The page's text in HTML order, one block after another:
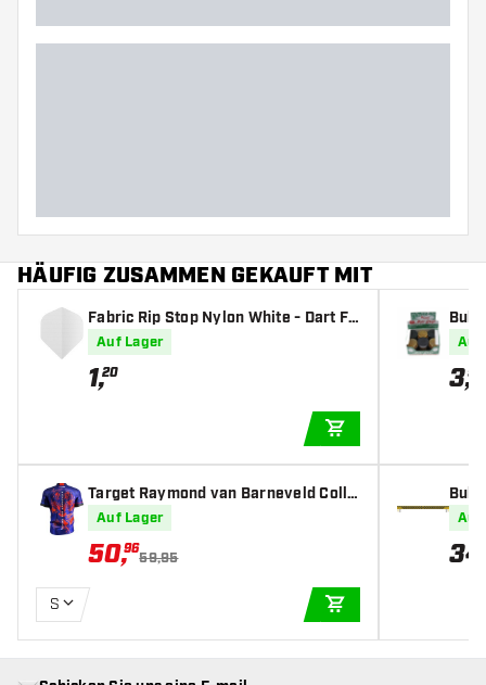
HÄUFIG ZUSAMMEN GEKAUFT MIT
Fabric Rip Stop Nylon White - Dart Fli
ghts
Auf Lager
1,20
Target Raymond van Barneveld Colla
rless Dartshirt 2025 - Dart Shirt
Auf Lager
50,96
59,95
S
Auf
3,95
edAuf
34